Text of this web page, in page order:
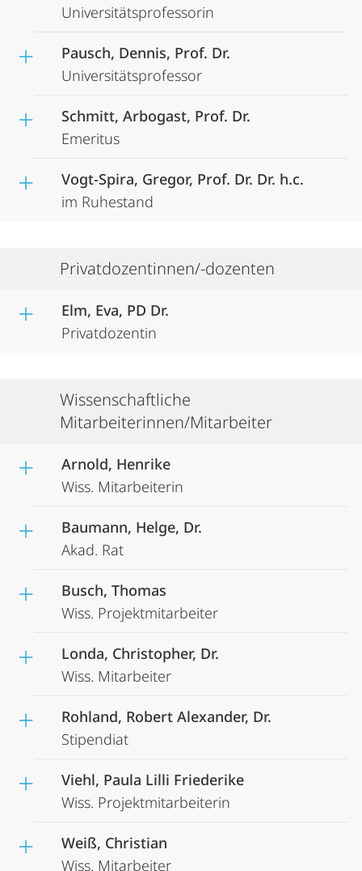
Universitätsprofessorin
Pausch, Dennis, Prof. Dr.
Universitätsprofessor
Schmitt, Arbogast, Prof. Dr.
Emeritus
Vogt-Spira, Gregor, Prof. Dr. Dr. h.c.
im Ruhestand
Privatdozentinnen/-dozenten
Elm, Eva, PD Dr.
Privatdozentin
Wissenschaftliche
Mitarbeiterinnen/Mitarbeiter
Arnold, Henrike
Wiss. Mitarbeiterin
Baumann, Helge, Dr.
Akad. Rat
Busch, Thomas
Wiss. Projektmitarbeiter
Londa, Christopher, Dr.
Wiss. Mitarbeiter
Rohland, Robert Alexander, Dr.
Stipendiat
Viehl, Paula Lilli Friederike
Wiss. Projektmitarbeiterin
Weiß, Christian
Wiss. Mitarbeiter